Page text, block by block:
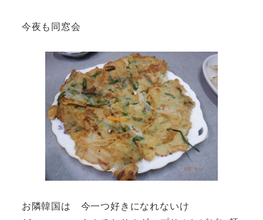
今夜も同窓会
お隣韓国は 今一つ好きになれないけ